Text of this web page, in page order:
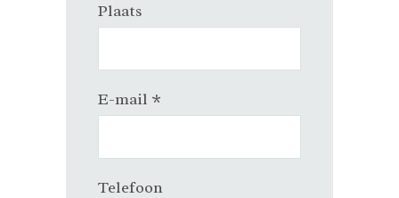
Plaats
E-mail *
Telefoon